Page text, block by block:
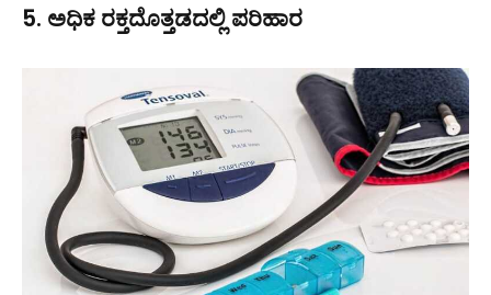
5. ಅಧಿಕ ರಕ್ತದೊತ್ತಡದಲ್ಲಿ ಪರಿಹಾರ